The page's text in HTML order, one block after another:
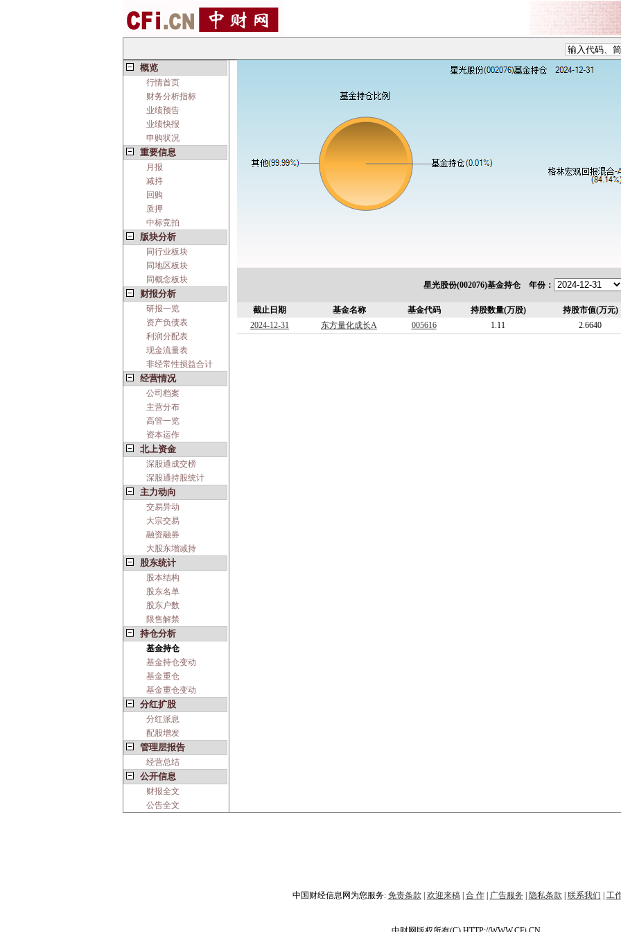
概览
行情首页
财务分析指标
业绩预告
业绩快报
申购状况
重要信息
月报
减持
回购
质押
中标竞拍
版块分析
同行业板块
同地区板块
同概念板块
财报分析
研报一览
资产负债表
利润分配表
现金流量表
非经常性损益合计
经营情况
公司档案
主营分布
高管一览
资本运作
北上资金
深股通成交榜
深股通持股统计
主力动向
交易异动
大宗交易
融资融券
大股东增减持
股东统计
股本结构
股东名单
股东户数
限售解禁
持仓分析
基金持仓
基金持仓变动
基金重仓
基金重仓变动
分红扩股
分红派息
配股增发
管理层报告
经营总结
公开信息
财报全文
公告全文
星光股份(002076)基金持仓 年份：
截止日期 基金名称 基金代码 持股数量(万股) 持股市值(万元)
2024-12-31
东方量化成长A 005616 1.11 2.6640
中国财经信息网为您服务: 免责条款 欢迎来稿| 合 作| 广告服务 隐私条款 联系我们 工